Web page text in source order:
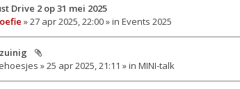
Drive 2 op 31 mei 2025
» 27 apr 2025, 22:00 » in Events 2025
» 25 apr 2025, 21:11 » in MINI-talk